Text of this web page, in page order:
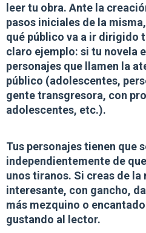
leer tu obra. Ante la
pasos iniciales de la
qué público va a ir dirigido
claro ejemplo: si tu novela
personajes que llamen la
público (adolescentes,
gente transgresora, con
adolescentes, etc.).
Tus personajes tienen que
independientemente de
unos tiranos. Si creas de la
interesante, con gancho,
más mezquino o
gustando al lector.